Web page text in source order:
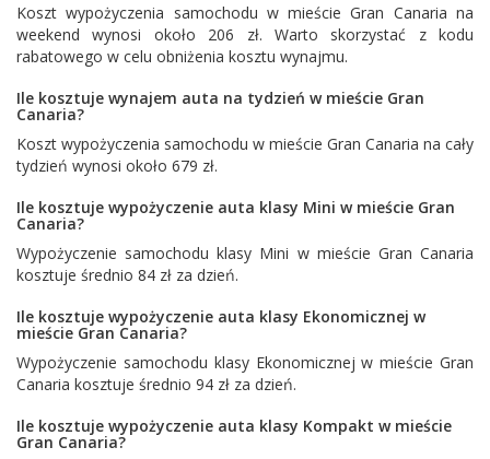
Koszt wypożyczenia samochodu w mieście Gran Canaria na
weekend wynosi około 206 zł. Warto skorzystać z kodu
rabatowego w celu obniżenia kosztu wynajmu.
Ile kosztuje wynajem auta na tydzień w mieście Gran
Canaria?
Koszt wypożyczenia samochodu w mieście Gran Canaria na cały
tydzień wynosi około 679 zł.
Ile kosztuje wypożyczenie auta klasy Mini w mieście Gran
Canaria?
Wypożyczenie samochodu klasy Mini w mieście Gran Canaria
kosztuje średnio 84 zł za dzień.
Ile kosztuje wypożyczenie auta klasy Ekonomicznej w
mieście Gran Canaria?
Wypożyczenie samochodu klasy Ekonomicznej w mieście Gran
Canaria kosztuje średnio 94 zł za dzień.
Ile kosztuje wypożyczenie auta klasy Kompakt w mieście
Gran Canaria?